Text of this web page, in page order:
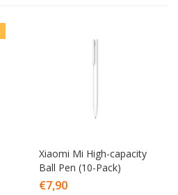
Xiaomi Mi High-capacity
Ball Pen (10-Pack)
€7,90